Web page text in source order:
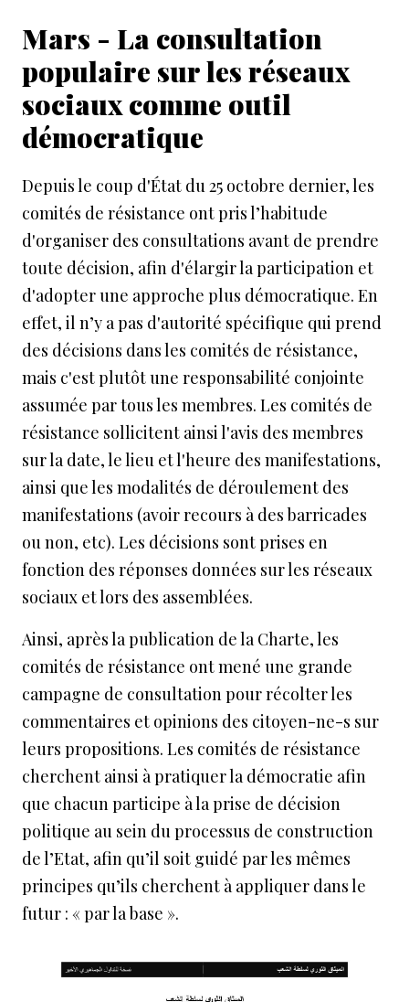
Mars - La consultation
populaire sur les réseaux
sociaux comme outil
démocratique
Depuis le coup d'État du 25 octobre dernier, les
comités de résistance ont pris l’habitude
d'organiser des consultations avant de prendre
toute décision, afin d'élargir la participation et
d'adopter une approche plus démocratique. En
effet, il n’y a pas d'autorité spécifique qui prend
des décisions dans les comités de résistance,
mais c'est plutôt une responsabilité conjointe
assumée par tous les membres. Les comités de
résistance sollicitent ainsi l'avis des membres
sur la date, le lieu et l'heure des manifestations,
ainsi que les modalités de déroulement des
manifestations (avoir recours à des barricades
ou non, etc). Les décisions sont prises en
fonction des réponses données sur les réseaux
sociaux et lors des assemblées.
Ainsi, après la publication de la Charte, les
comités de résistance ont mené une grande
campagne de consultation pour récolter les
commentaires et opinions des citoyen-ne-s sur
leurs propositions. Les comités de résistance
cherchent ainsi à pratiquer la démocratie afin
que chacun participe à la prise de décision
politique au sein du processus de construction
de l’Etat, afin qu’il soit guidé par les mêmes
principes qu’ils cherchent à appliquer dans le
futur : « par la base ».